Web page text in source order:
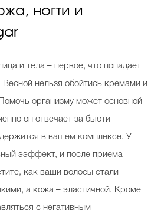
ногти и
и тела – первое, что попадает
Весной нельзя обойтись кремами и
организму может основной
он отвечает за бьюти-
в вашем комплексе. У
ээффект, и после приема
как ваши волосы стали
а кожа – эластичной. Кроме
с негативным